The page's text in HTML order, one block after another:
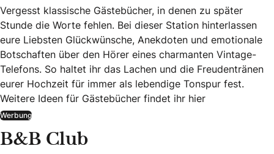
Vergesst klassische Gästebücher, in denen zu später
Stunde die Worte fehlen. Bei dieser Station hinterlassen
eure Liebsten Glückwünsche, Anekdoten und emotionale
Botschaften über den Hörer eines charmanten Vintage-
Telefons. So haltet ihr das Lachen und die Freudentränen
eurer Hochzeit für immer als lebendige Tonspur fest.
Weitere Ideen für Gästebücher findet ihr hier
Werbung
B&B Club